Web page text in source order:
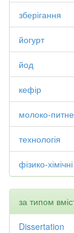
зберігання
йогурт
йод
кефір
молоко-питне
технологія
фізико-
за типом
Dissertation